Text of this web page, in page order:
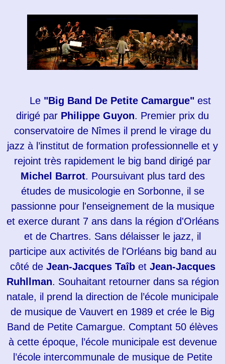
Le "Big Band De Petite Camargue"est
dirigé par Philippe Guyon. Premier prix du
conservatoire de Nîmes il prend le virage du
jazz à l’institut de formation professionnelle et y
rejoint très rapidement le big band dirigé par
Michel Barrot. Poursuivant plus tard des
études de musicologie en Sorbonne, il se
passionne pour l'enseignement de la musique
et exerce durant 7 ans dans la région d'Orléans
et de Chartres. Sans délaisser le jazz, il
participe aux activités de l'Orléans big band au
côté de Jean-Jacques Taîbet Jean-Jacques
Ruhllman. Souhaitant retourner dans sa région
natale, il prend la direction de l’école municipale
de musique de Vauvert en 1989 et crée le Big
Band de Petite Camargue. Comptant 50 élèves
à cette époque, l’école municipale est devenue
l’école intercommunale de musique de Petite